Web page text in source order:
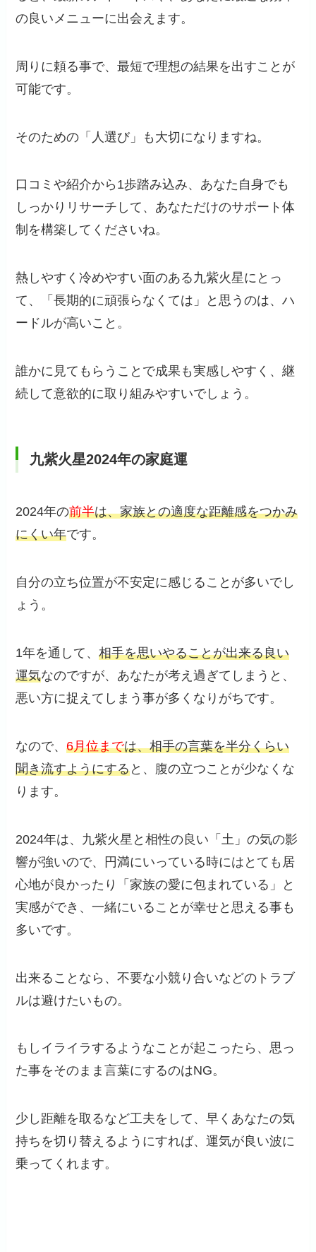
の良いメニューに出会えます。
周りに頼る事で、最短で理想の結果を出すことが
可能です。
そのための「人選び」も大切になりますね。
口コミや紹介から1歩踏み込み、あなた自身でも
しっかりリサーチして、あなただけのサポート体
制を構築してくださいね。
熱しやすく冷めやすい面のある九紫火星にとっ
て、「長期的に頑張らなくては」と思うのは、ハ
ードルが高いこと。
誰かに見てもらうことで成果も実感しやすく、継
続して意欲的に取り組みやすいでしょう。
九紫火星2024年の家庭運
2024年の前半は、家族との適度な距離感をつかみ
にくい年です。
自分の立ち位置が不安定に感じることが多いでし
ょう。
1年を通して、相手を思いやることが出来る良い
運気なのですが、あなたが考え過ぎてしまうと、
悪い方に捉えてしまう事が多くなりがちです。
なので、6月位までは、相手の言葉を半分くらい
聞き流すようにすると、腹の立つことが少なくな
ります。
2024年は、九紫火星と相性の良い「土」の気の影
響が強いので、円満にいっている時にはとても居
心地が良かったり「家族の愛に包まれている」と
実感ができ、一緒にいることが幸せと思える事も
多いです。
出来ることなら、不要な小競り合いなどのトラブ
ルは避けたいもの。
もしイライラするようなことが起こったら、思っ
た事をそのまま言葉にするのはNG。
少し距離を取るなど工夫をして、早くあなたの気
持ちを切り替えるようにすれば、運気が良い波に
乗ってくれます。